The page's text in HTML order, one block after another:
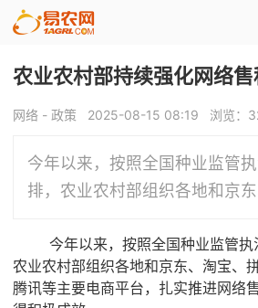
农业农村部持续强化网络
网络 - 政策 2025-08-15 08:19 浏览：
今年以来，按照全国种业监管
排，农业农村部组织各地和京
今年以来，按照全国种业监管执
农业农村部组织各地和京东、淘宝、
腾讯等主要电商平台，扎实推进网络